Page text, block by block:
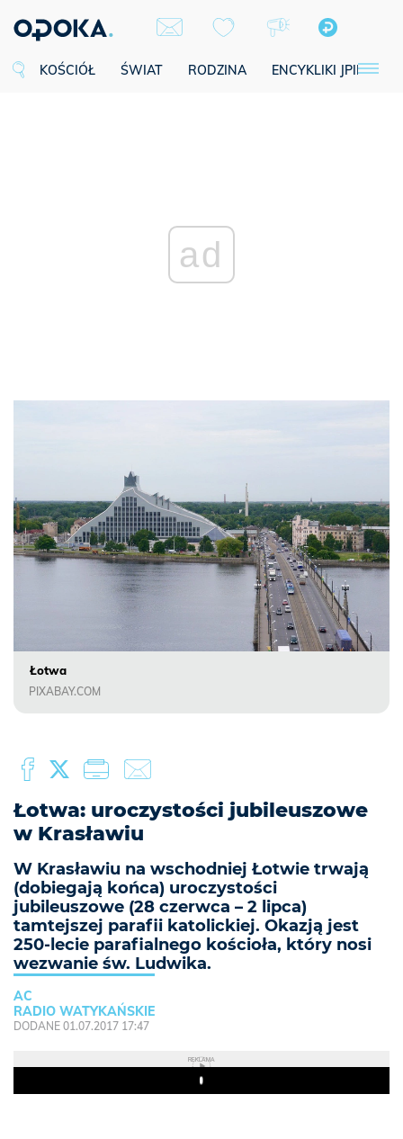
KOŚCIÓŁ ŚWIAT RODZINA ENCYKLIKI JPII
ad
Łotwa
PIXABAY.COM
Łotwa: uroczystości jubileuszowe
w Krasławiu
W Krasławiu na wschodniej Łotwie trwają
(dobiegają końca) uroczystości
jubileuszowe (28 czerwca – 2 lipca)
tamtejszej parafii katolickiej. Okazją jest
250-lecie parafialnego kościoła, który nosi
wezwanie św. Ludwika.
AC
RADIO WATYKAŃSKIE
DODANE 01.07.2017 17:47
REKLAMA
Play